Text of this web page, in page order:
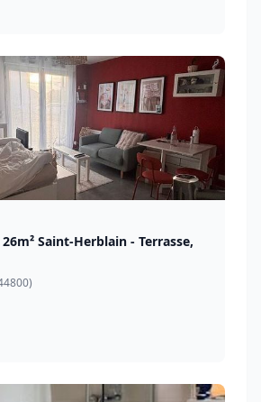
Saint-Herblain - Terrasse,